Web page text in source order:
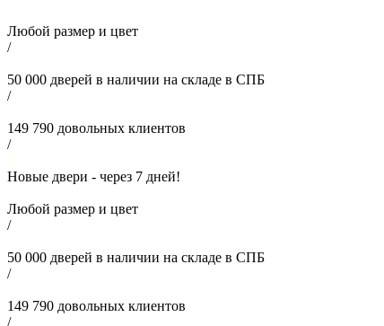
Любой размер и цвет
/
50 000 дверей в наличии на складе в СПБ
/
149 790 довольных клиентов
/
Новые двери - через 7 дней!
Любой размер и цвет
/
50 000 дверей в наличии на складе в СПБ
/
149 790 довольных клиентов
/